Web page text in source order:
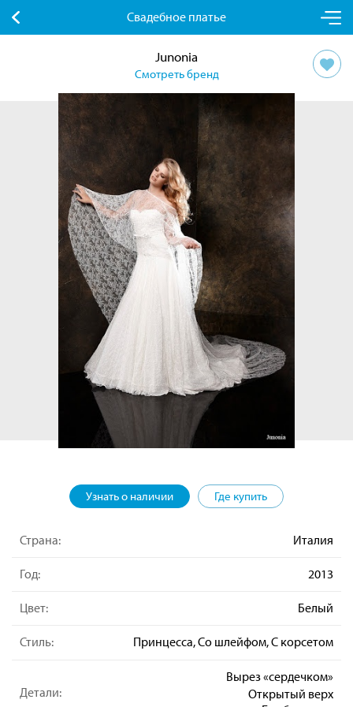
Свадебное платье
Junonia
Смотреть бренд
Узнать о наличии Где купить
Страна: Италия
Год: 2013
Цвет: Белый
Стиль: Принцесса, Со шлейфом, С корсетом
Детали:
Вырез «сердечком»
Открытый верх